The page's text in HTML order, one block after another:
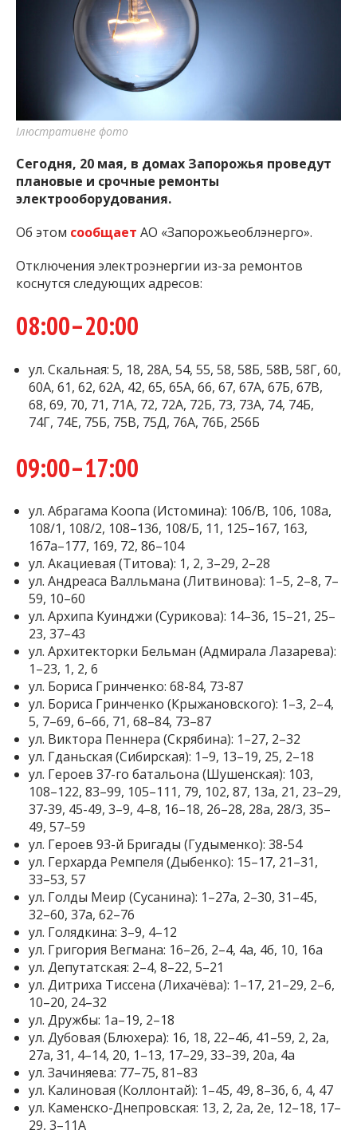
важную информацию о событиях
города Запорожья и области.
Ілюстративне фото
Сегодня, 20 мая, в домах Запорожья проведут
плановые и срочные ремонты
электрооборудования.
Об этом сообщает АО «Запорожьеоблэнерго».
Отключения электроэнергии из-за ремонтов
коснутся следующих адресов:
08:00–20:00
ул. Скальная: 5, 18, 28А, 54, 55, 58, 58Б, 58В, 58Г, 60,
60А, 61, 62, 62А, 42, 65, 65А, 66, 67, 67А, 67Б, 67В,
68, 69, 70, 71, 71А, 72, 72А, 72Б, 73, 73А, 74, 74Б,
74Г, 74Е, 75Б, 75В, 75Д, 76А, 76Б, 256Б
09:00–17:00
ул. Абрагама Коопа (Истомина): 106/В, 106, 108а,
108/1, 108/2, 108–136, 108/Б, 11, 125–167, 163,
167а–177, 169, 72, 86–104
ул. Акациевая (Титова): 1, 2, 3–29, 2–28
ул. Андреаса Валльмана (Литвинова): 1–5, 2–8, 7–
59, 10–60
ул. Архипа Куинджи (Сурикова): 14–36, 15–21, 25–
23, 37–43
ул. Архитекторки Бельман (Адмирала Лазарева):
1–23, 1, 2, 6
ул. Бориса Гринченко: 68-84, 73-87
ул. Бориса Гринченко (Крыжановского): 1–3, 2–4,
5, 7–69, 6–66, 71, 68–84, 73–87
ул. Виктора Пеннера (Скрябина): 1–27, 2–32
ул. Гданьская (Сибирская): 1–9, 13–19, 25, 2–18
ул. Героев 37-го батальона (Шушенская): 103,
108–122, 83–99, 105–111, 79, 102, 87, 13а, 21, 23–29,
37-39, 45-49, 3–9, 4–8, 16–18, 26–28, 28а, 28/3, 35–
49, 57–59
ул. Героев 93-й Бригады (Гудыменко): 38-54
ул. Герхарда Ремпеля (Дыбенко): 15–17, 21–31,
33–53, 57
ул. Голды Меир (Сусанина): 1–27а, 2–30, 31–45,
32–60, 37а, 62–76
ул. Голядкина: 3–9, 4–12
ул. Григория Вегмана: 16–26, 2–4, 4а, 4б, 10, 16а
ул. Депутатская: 2–4, 8–22, 5–21
ул. Дитриха Тиссена (Лихачёва): 1–17, 21–29, 2–6,
10–20, 24–32
ул. Дружбы: 1а–19, 2–18
ул. Дубовая (Блюхера): 16, 18, 22–46, 41–59, 2, 2а,
27а, 31, 4–14, 20, 1–13, 17–29, 33–39, 20а, 4а
ул. Зачиняева: 77–75, 81–83
ул. Калиновая (Коллонтай): 1–45, 49, 8–36, 6, 4, 47
ул. Каменско-Днепровская: 13, 2, 2а, 2е, 12–18, 17–
29, 3–11А